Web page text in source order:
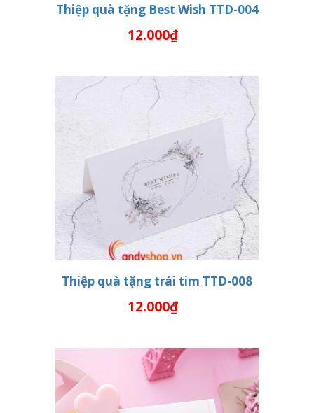
THÊM VÀO GIỎ HÀNG
Thiệp quà tặng Best Wish TTD-004
12.000₫
THÊM VÀO GIỎ HÀNG
Thiệp quà tặng trái tim TTD-008
12.000₫